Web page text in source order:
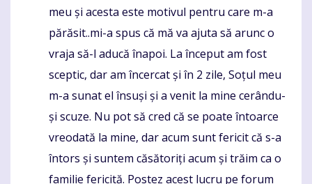
meu și acesta este motivul pentru care m-a
părăsit..mi-a spus că mă va ajuta să arunc o
vraja să-l aducă înapoi. La început am fost
sceptic, dar am încercat și în 2 zile, Soțul meu
m-a sunat el însuși și a venit la mine cerându-
și scuze. Nu pot să cred că se poate întoarce
vreodată la mine, dar acum sunt fericit că s-a
întors și suntem căsătoriți acum și trăim ca o
familie fericită. Postez acest lucru pe forum